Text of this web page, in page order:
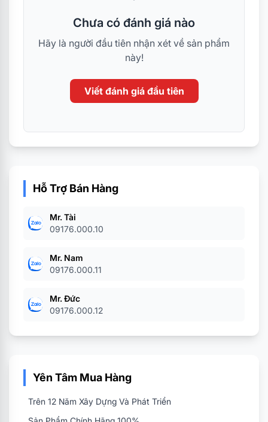
Chưa có đánh giá nào
Hãy là người đầu tiên nhận xét về sản phẩm
này!
Viết đánh giá đầu tiên
Hỗ Trợ Bán Hàng
Mr. Tài
09176.000.10
Mr. Nam
09176.000.11
Mr. Đức
09176.000.12
Yên Tâm Mua Hàng
Trên 12 Năm Xây Dựng Và Phát Triển